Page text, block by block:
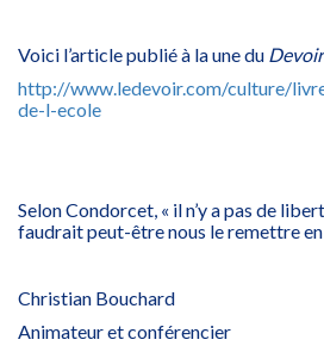
Voici l’article publié à la une du Devoir
http://www.ledevoir.com/culture/
de-l-ecole
Selon Condorcet, « il n’y a pas de
faudrait peut-être nous le remettre
Christian Bouchard
Animateur et conférencier